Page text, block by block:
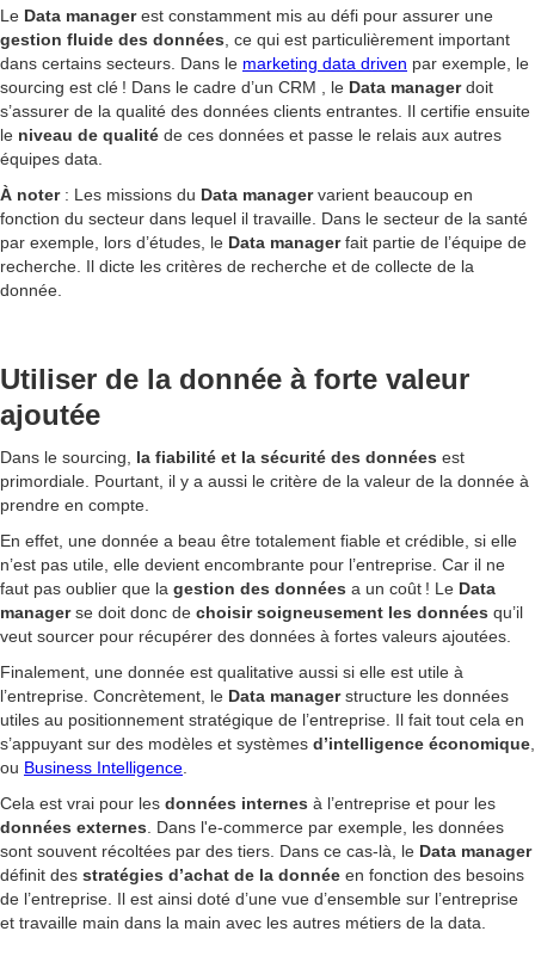
Le Data managerest constamment mis au défi pour assurer une
gestion fluide des données , ce qui est particulièrement important
dans certains secteurs. Dans le marketing data driven par exemple, le
sourcing est clé ! Dans le cadre d’un CRM , le Data managerdoit
s’assurer de la qualité des données clients entrantes. Il certifie ensuite
le niveau de qualité de ces données et passe le relais aux autres
équipes data.
À noter : Les missions du Data managervarient beaucoup en
fonction du secteur dans lequel il travaille. Dans le secteur de la santé
par exemple, lors d’études, le Data managerfait partie de l’équipe de
recherche. Il dicte les critères de recherche et de collecte de la
donnée.
Utiliser de la donnée à forte valeur
ajoutée
Dans le sourcing, la fiabilité et la sécurité des données est
primordiale. Pourtant, il y a aussi le critère de la valeur de la donnée à
prendre en compte.
En effet, une donnée a beau être totalement fiable et crédible, si elle
n’est pas utile, elle devient encombrante pour l’entreprise. Car il ne
faut pas oublier que la gestion des données a un coût ! Le Data
managerse doit donc de choisir soigneusement les données qu’il
veut sourcer pour récupérer des données à fortes valeurs ajoutées.
Finalement, une donnée est qualitative aussi si elle est utile à
l’entreprise. Concrètement, le Data managerstructure les données
utiles au positionnement stratégique de l’entreprise. Il fait tout cela en
s’appuyant sur des modèles et systèmes d’intelligence économique
ou Business Intelligence
Cela est vrai pour les données internes à l’entreprise et pour les
données externes . Dans l'e-commerce par exemple, les données
sont souvent récoltées par des tiers. Dans ce cas-là, le Data manager
définit des stratégies d’achat de la donnée en fonction des besoins
de l’entreprise. Il est ainsi doté d’une vue d’ensemble sur l’entreprise
et travaille main dans la main avec les autres métiers de la data.